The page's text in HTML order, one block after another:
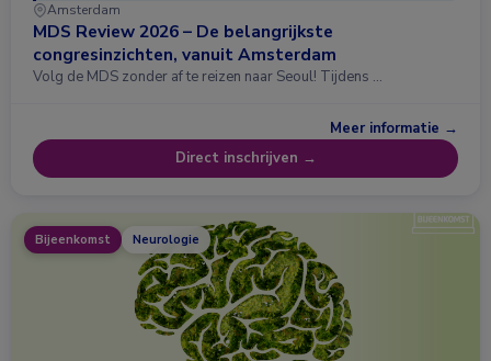
Amsterdam
MDS Review 2026 – De belangrijkste
congresinzichten, vanuit Amsterdam
Volg de MDS zonder af te reizen naar Seoul! Tijdens …
Meer informatie →
Direct inschrijven →
Bijeenkomst Neurologie